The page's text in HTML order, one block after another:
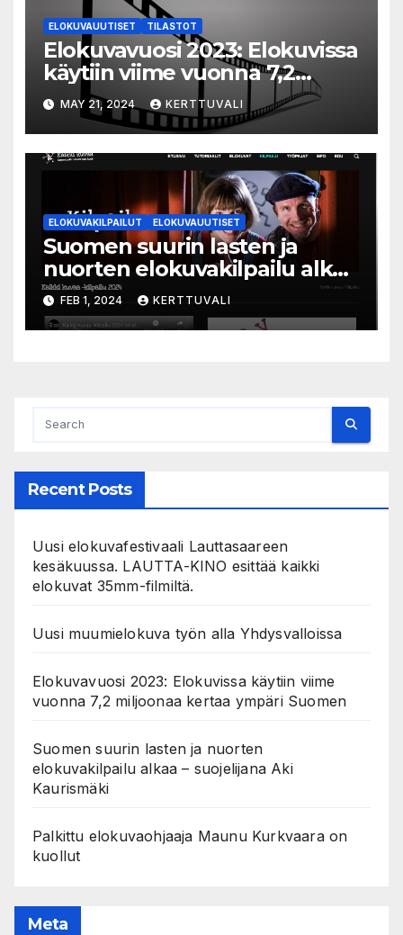
ELOKUVAUUTISET TILASTOT
Elokuvavuosi 2023: Elokuvissa
käytiin viime vuonna 7,2
miljoonaa kertaa ympäri
Suomen
MAY 21, 2024 KERTTUVALI
ELOKUVAKILPAILUT ELOKUVAUUTISET
Suomen suurin lasten ja
nuorten elokuvakilpailu alkaa
– suojelijana Aki Kaurismäki
FEB 1, 2024 KERTTUVALI
Recent Posts
Uusi elokuvafestivaali Lauttasaareen
kesäkuussa. LAUTTA-KINO esittää kaikki
elokuvat 35mm-filmiltä.
Uusi muumielokuva työn alla Yhdysvalloissa
Elokuvavuosi 2023: Elokuvissa käytiin viime
vuonna 7,2 miljoonaa kertaa ympäri Suomen
Suomen suurin lasten ja nuorten
elokuvakilpailu alkaa – suojelijana Aki
Kaurismäki
Palkittu elokuvaohjaaja Maunu Kurkvaara on
kuollut
Meta